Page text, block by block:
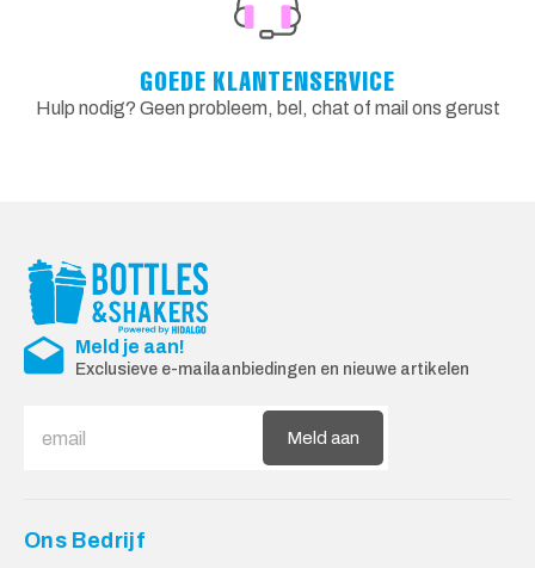
GOEDE KLANTENSERVICE
Hulp nodig? Geen probleem, bel, chat of mail ons gerust
Meld je aan!
Exclusieve e-mailaanbiedingen en nieuwe artikelen
Meld aan
Ons Bedrijf